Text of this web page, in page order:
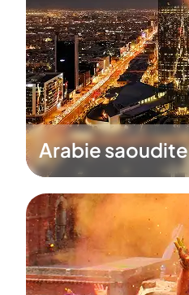
Arabie saoudite